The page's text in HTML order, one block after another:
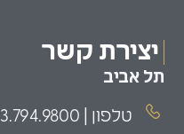
יצירת קשר
תל אביב
טלפון | 03.794.9800